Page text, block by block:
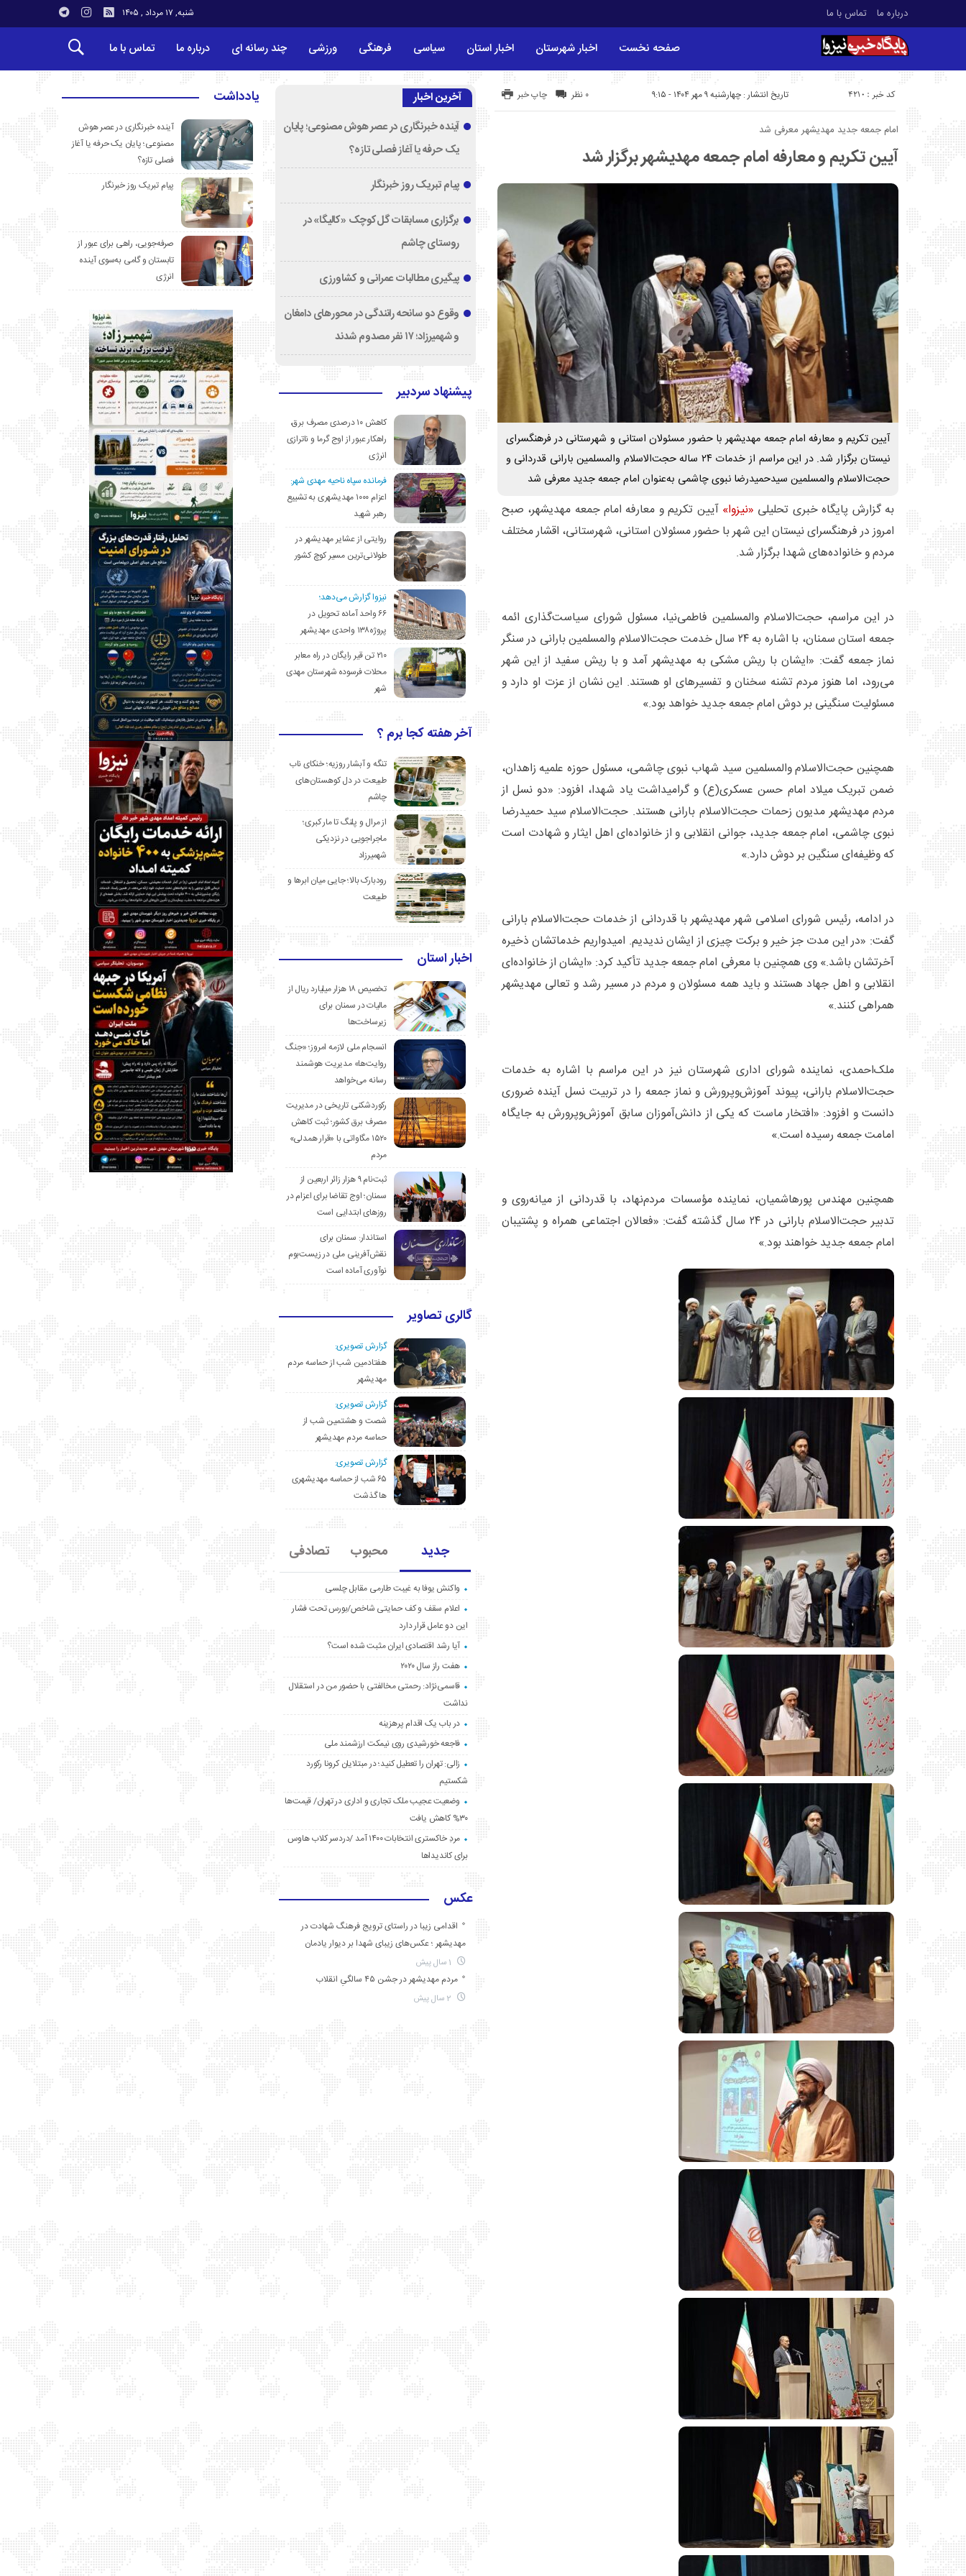
درباره ما تماس با ما شنبه, ۱۷ مرداد , ۱۴۰۵
صفحه نخست اخبار شهرستان اخبار استان سیاسی فرهنگی ورزشی چند رسانه ای درباره ما تماس با ما
تاریخ انتشار : چهارشنبه ۹ مهر ۱۴۰۴ - ۹:۱۵ کد خبر : 4210 چاپ خبر ۰ نظر
امام جمعه جدید مهدیشهر معرفی شد
آیین تکریم و معارفه امام جمعه مهدیشهر برگزار شد
آیین تکریم و معارفه امام جمعه مهدیشهر با حضور مسئولان استانی و شهرستانی در فرهنگسرای
نیستان برگزار شد. در این مراسم از خدمات ۲۴ ساله حجت‌الاسلام والمسلمین بارانی قدردانی و
حجت‌الاسلام والمسلمین سیدحمیدرضا نبوی چاشمی به‌عنوان امام جمعه جدید معرفی شد
به گزارش پایگاه خبری تحلیلی «نیزوا» آیین تکریم و معارفه امام جمعه مهدیشهر، صبح
امروز در فرهنگسرای نیستان این شهر با حضور مسئولان استانی، شهرستانی، اقشار مختلف
مردم و خانواده‌های شهدا برگزار شد.
در این مراسم، حجت‌الاسلام والمسلمین فاطمی‌نیا، مسئول شورای سیاست‌گذاری ائمه
جمعه استان سمنان، با اشاره به ۲۴ سال خدمت حجت‌الاسلام والمسلمین بارانی در سنگر
نماز جمعه گفت: «ایشان با ریش مشکی به مهدیشهر آمد و با ریش سفید از این شهر
می‌رود، اما هنوز مردم تشنه سخنان و تفسیرهای او هستند. این نشان از عزت او دارد و
مسئولیت سنگینی بر دوش امام جمعه جدید خواهد بود.»
همچنین حجت‌الاسلام والمسلمین سید شهاب نبوی چاشمی، مسئول حوزه علمیه زاهدان،
ضمن تبریک میلاد امام حسن عسکری(ع) و گرامیداشت یاد شهدا، افزود: «دو نسل از
مردم مهدیشهر مدیون زحمات حجت‌الاسلام بارانی هستند. حجت‌الاسلام سید حمیدرضا
نبوی چاشمی، امام جمعه جدید، جوانی انقلابی و از خانواده‌ای اهل ایثار و شهادت است
که وظیفه‌ای سنگین بر دوش دارد.»
در ادامه، رئیس شورای اسلامی شهر مهدیشهر با قدردانی از خدمات حجت‌الاسلام بارانی
گفت: «در این مدت جز خیر و برکت چیزی از ایشان ندیدیم. امیدواریم خدماتشان ذخیره
آخرتشان باشد.» وی همچنین با معرفی امام جمعه جدید تأکید کرد: «ایشان از خانواده‌ای
انقلابی و اهل جهاد هستند و باید همه مسئولان و مردم در مسیر رشد و تعالی مهدیشهر
همراهی کنند.»
ملک‌احمدی، نماینده شورای اداری شهرستان نیز در این مراسم با اشاره به خدمات
حجت‌الاسلام بارانی، پیوند آموزش‌وپرورش و نماز جمعه را در تربیت نسل آینده ضروری
دانست و افزود: «افتخار ماست که یکی از دانش‌آموزان سابق آموزش‌وپرورش به جایگاه
امامت جمعه رسیده است.»
همچنین مهندس پورهاشمیان، نماینده مؤسسات مردم‌نهاد، با قدردانی از میانه‌روی و
تدبیر حجت‌الاسلام بارانی در ۲۴ سال گذشته گفت: «فعالان اجتماعی همراه و پشتیبان
امام جمعه جدید خواهند بود.»
آخرین اخبار
آینده خبرنگاری در عصر هوش مصنوعی؛ پایان
یک حرفه یا آغاز فصلی تازه؟
پیام تبریک روز خبرنگار
برگزاری مسابقات گل‌کوچک «کالیگا» در
روستای چاشم
پیگیری مطالبات عمرانی و کشاورزی
وقوع دو سانحه رانندگی در محورهای دامغان
و شهمیرزاد؛ ۱۷ نفر مصدوم شدند
پیشنهاد سردبیر
کاهش ۱۰ درصدی مصرف برق،
راهکار عبور از اوج گرما و ناترازی
انرژی
فرمانده سپاه ناحیه مهدی شهر:
اعزام ۱۰۰۰ مهدیشهری به تشییع
رهبر شهید
روایتی از عشایر مهدیشهر در
طولانی‌ترین مسیر کوچ کشور
نیزوا گزارش می‌دهد؛
۶۶ واحد آماده تحویل در
پروژه۱۳۸ واحدی مهدیشهر
۲۱۰ تن قیر رایگان در راه معابر
محلات فرسوده شهرستان مهدی
شهر
آخر هفته کجا برم ؟
تنگه و آبشار روزیه؛ خنکای ناب
طبیعت در دل کوهستان‌های
چاشم
از مرال و پلنگ تا مار کبری؛
ماجراجویی در نزدیکی
شهمیرزاد
رودبارک بالا؛ جایی میان ابرها و
طبیعت
اخبار استان
تخصیص ۱۸ هزار میلیارد ریال از
مالیات در سمنان برای
زیرساخت‌ها
انسجام ملی لازمه امروز؛ «جنگ
روایت‌ها» مدیریت هوشمند
رسانه می‌خواهد
رکوردشکنی تاریخی در مدیریت
مصرف برق کشور؛ ثبت کاهش
۱۵۲۰ مگاواتی با «قرار همدلی»
مردم
ثبت‌نام ۹ هزار زائر اربعین از
سمنان؛ اوج تقاضا برای اعزام در
روزهای ابتدایی است
استاندار: سمنان برای
نقش‌آفرینی ملی در زیست‌بوم
نوآوری آماده است
گالری تصاویر
گزارش تصویری:
هفتادمین شب از حماسه مردم
مهدیشهر
گزارش تصویری:
شصت و هشتمین شب از
حماسه مردم مهدیشهر
گزارش تصویری:
۶۵ شب از حماسه مهدیشهری
ها گذشت
جدید محبوب تصادفی
واکنش یوفا به غیبت طارمی مقابل چلسی
اعلام سقف و کف حمایتی شاخص/بورس تحت فشار
این دو عامل قرار دارد
آیا رشد اقتصادی ایران مثبت شده است؟
هفت راز سال ۲۰۲۰
قاسمی‌نژاد: رحمتی مخالفتی با حضور من در استقلال
نداشت
در باب یک اقدام پرهزینه
فاجعه خورشیدی روی نیمکت ارزشمند ملی
زالی: تهران را تعطیل کنید؛ در مبتلایان کرونا رکورد
شکستیم
وضعیت عجیب ملک تجاری و اداری در تهران/ قیمت‌ها
۳۰% کاهش یافت
مردِ خاکستری انتخابات ۱۴۰۰ آمد /دردسر کلاب هاوس
برای کاندیداها
عکس
اقدامی زیبا در راستای ترویج فرهنگ شهادت در
مهدیشهر ؛ عکس‌های زیبای شهدا بر دیوار یادمان
مردم مهدیشهر در جشن ۴۵ سالگیِ انقلاب
یادداشت
آینده خبرنگاری در عصر هوش
مصنوعی؛ پایان یک حرفه یا آغاز
فصلی تازه؟
پیام تبریک روز خبرنگار
صرفه‌جویی، راهی برای عبور از
تابستان و گامی به‌سوی آینده
انرژی